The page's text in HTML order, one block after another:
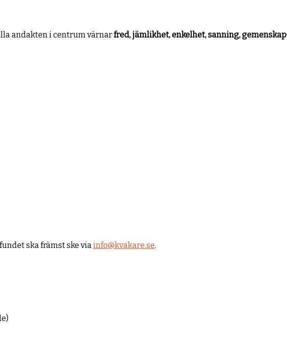
andakten i centrum värnarfred, jämlikhet, enkelhet, sanning, gemenskap
ska främst ske viainfo@kvakare.se.